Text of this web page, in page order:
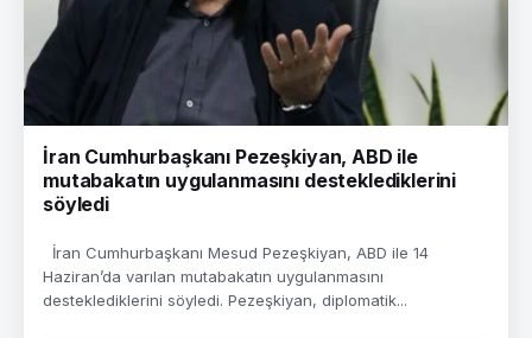
İran Cumhurbaşkanı Pezeşkiyan, ABD ile
mutabakatın uygulanmasını desteklediklerini
söyledi
İran Cumhurbaşkanı Mesud Pezeşkiyan, ABD ile 14
Haziran’da varılan mutabakatın uygulanmasını
desteklediklerini söyledi. Pezeşkiyan, diplomatik...